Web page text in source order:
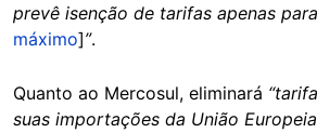
prevê isenção de tarifas apenas
máximo]”.
Quanto ao Mercosul, eliminará
suas importações da União